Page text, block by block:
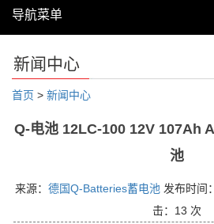
导航菜单
新闻中心
首页 > 新闻中心
Q-电池 12LC-100 12V 107Ah
池
来源： 德国Q-Batteries蓄电池 发布时间
击： 13 次